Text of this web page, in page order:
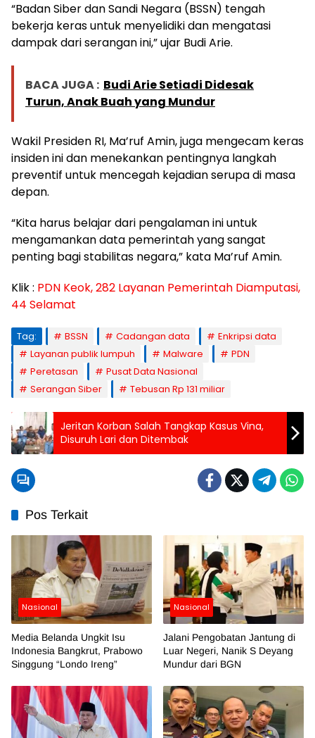
“Badan Siber dan Sandi Negara (BSSN) tengah
bekerja keras untuk menyelidiki dan mengatasi
dampak dari serangan ini,” ujar Budi Arie.
BACA JUGA : Budi Arie Setiadi Didesak
Turun, Anak Buah yang Mundur
Wakil Presiden RI, Ma’ruf Amin, juga mengecam keras
insiden ini dan menekankan pentingnya langkah
preventif untuk mencegah kejadian serupa di masa
depan.
“Kita harus belajar dari pengalaman ini untuk
mengamankan data pemerintah yang sangat
penting bagi stabilitas negara,” kata Ma’ruf Amin.
Klik : PDN Keok, 282 Layanan Pemerintah Diamputasi,
44 Selamat
Tag: BSSN Cadangan data
Enkripsi data
Layanan publik lumpuh
Malware
PDN
Peretasan
Pusat Data Nasional
Serangan Siber
Tebusan Rp 131 miliar
Jeritan Korban Salah Tangkap Kasus Vina,
Disuruh Lari dan Ditembak
Pos Terkait
Nasional
Media Belanda Ungkit Isu
Indonesia Bangkrut, Prabowo
Singgung “Londo Ireng”
Nasional
Jalani Pengobatan Jantung di
Luar Negeri, Nanik S Deyang
Mundur dari BGN